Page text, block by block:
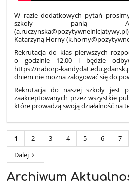
W razie dodatkowych pytań
szkoły panią
Katarzyną Horny
Rekrutacja do klas pierwszych
o godzinie 12.00 i będzie
https://naborp-
dniem nie można zalogować się do
Rekrutacja do naszej szkoły jest
zaakceptowanych przez wszystkie
które prowadzą swoją działalność na
1 2 3 4 5 6 7
Dalej
Archiwum